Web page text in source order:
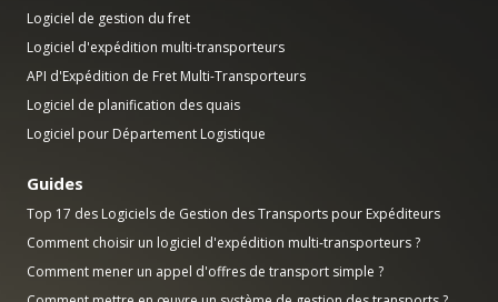
Logiciel de gestion du fret
Logiciel d'expédition multi-transporteurs
API d'Expédition de Fret Multi-Transporteurs
Logiciel de planification des quais
Logiciel pour Département Logistique
Guides
Top 17 des Logiciels de Gestion des Transports pour Expéditeurs
Comment choisir un logiciel d'expédition multi-transporteurs ?
Comment mener un appel d'offres de transport simple ?